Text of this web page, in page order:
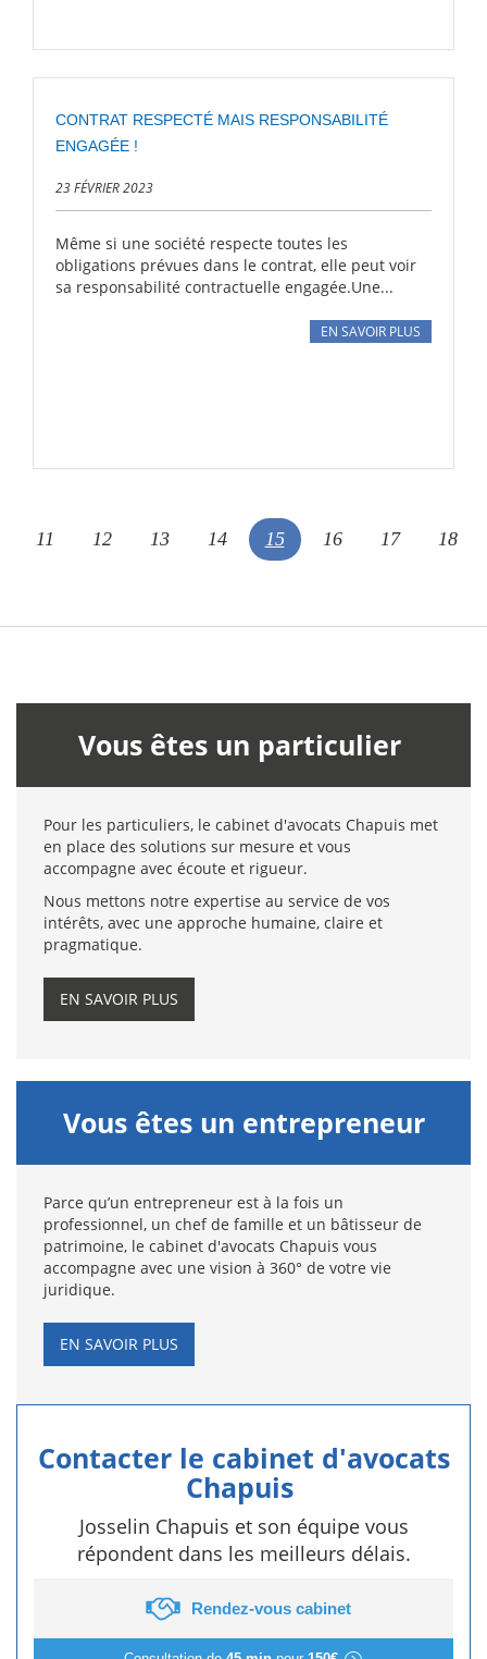
CONTRAT RESPECTÉ MAIS RESPONSABILITÉ
ENGAGÉE !
23 FÉVRIER 2023
Même si une société respecte toutes les
obligations prévues dans le contrat, elle peut voir
sa responsabilité contractuelle engagée.Une...
EN SAVOIR PLUS
11 12 13 14 15 16 17 18
Vous êtes un particulier
Pour les particuliers, le cabinet d'avocats Chapuis met
en place des solutions sur mesure et vous
accompagne avec écoute et rigueur.
Nous mettons notre expertise au service de vos
intérêts, avec une approche humaine, claire et
pragmatique.
EN SAVOIR PLUS
Vous êtes un entrepreneur
Parce qu’un entrepreneur est à la fois un
professionnel, un chef de famille et un bâtisseur de
patrimoine, le cabinet d'avocats Chapuis vous
accompagne avec une vision à 360° de votre vie
juridique.
EN SAVOIR PLUS
Contacter le cabinet d'avocats
Chapuis
Josselin Chapuis et son équipe vous
répondent dans les meilleurs délais.
Rendez-vous cabinet